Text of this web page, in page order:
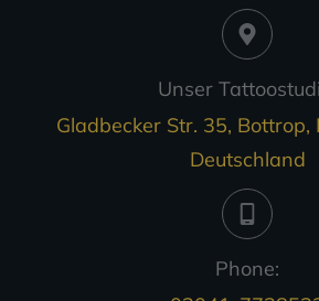
Unser
Gladbecker Str. 35, Bottrop,
Deutschland
Phone: